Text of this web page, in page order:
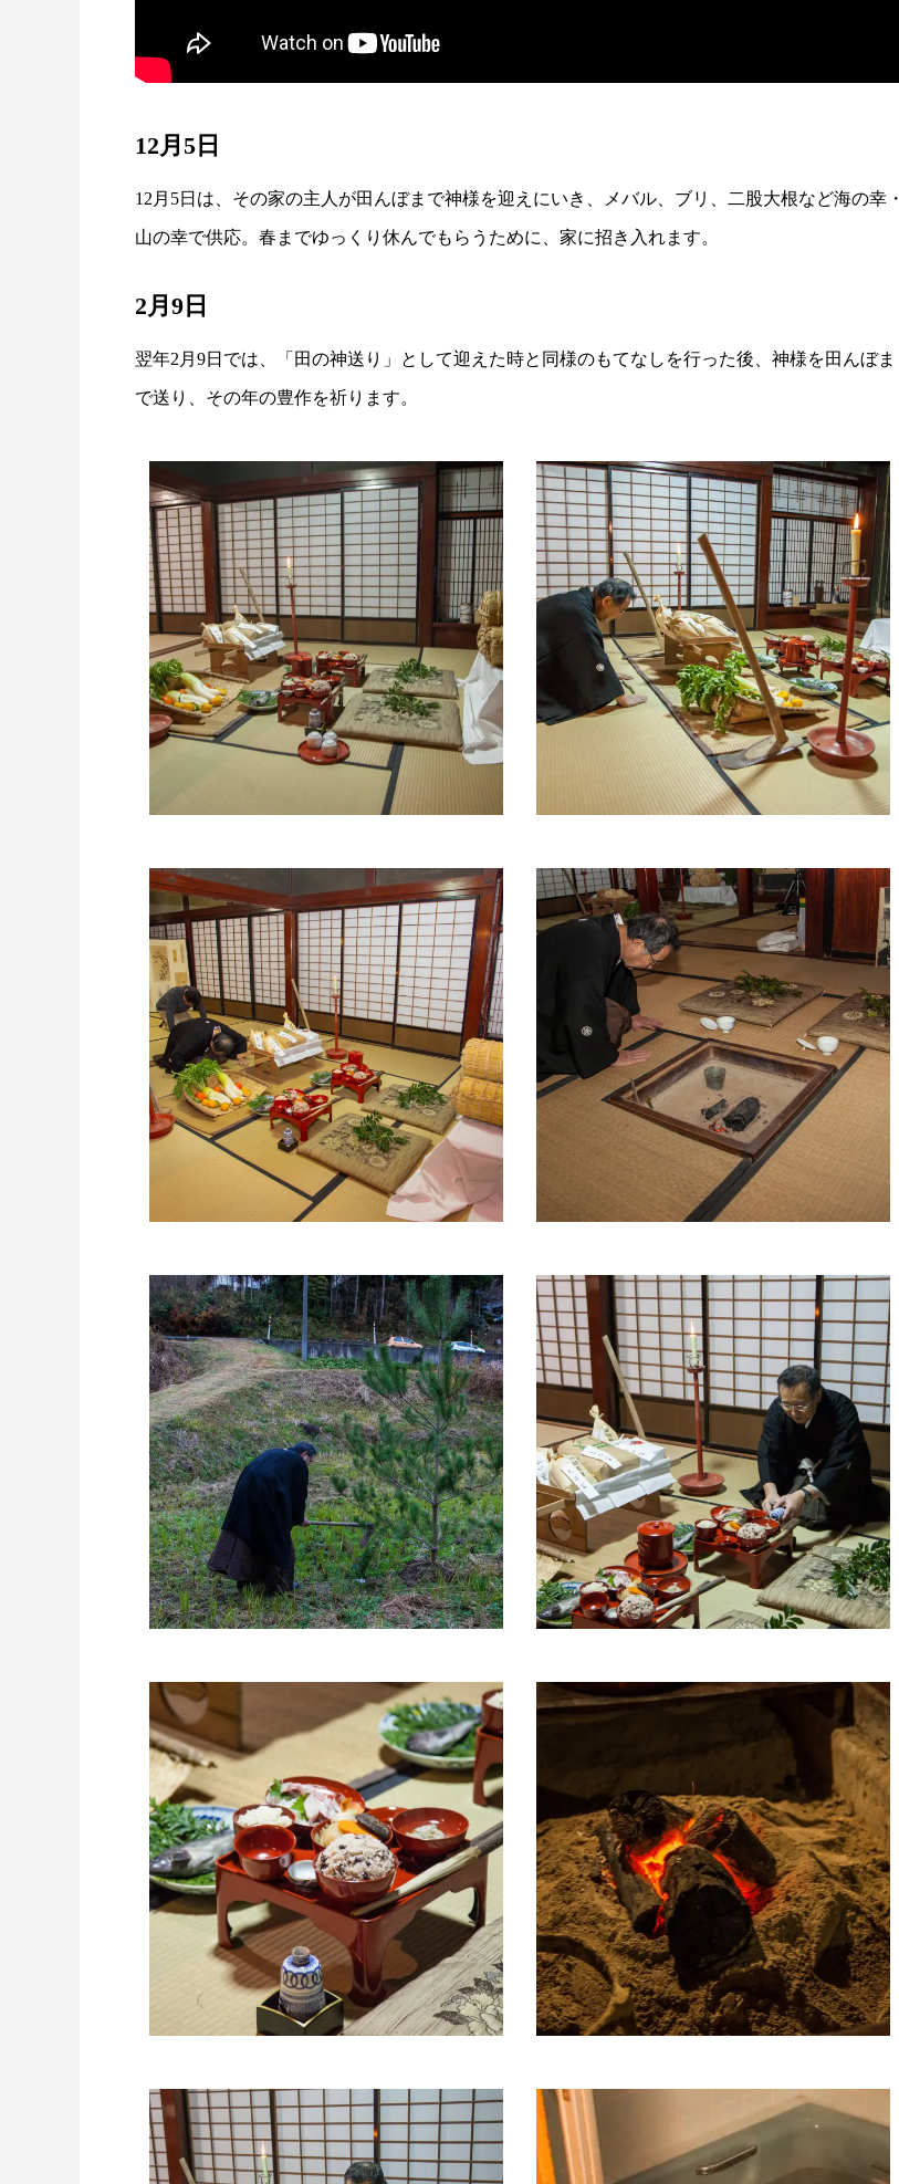
12月5日
12月5日は、その家の主人が田んぼまで神様を迎えにいき、メバル、ブリ、二股大根など海の幸・
山の幸で供応。春までゆっくり休んでもらうために、家に招き入れます。
2月9日
翌年2月9日では、「田の神送り」として迎えた時と同様のもてなしを行った後、神様を田んぼま
で送り、その年の豊作を祈ります。